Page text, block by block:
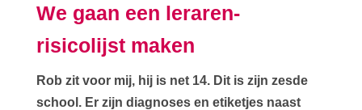
We gaan een leraren-
risicolijst maken
Rob zit voor mij, hij is net 14. Dit is zijn zesde
school. Er zijn diagnoses en etiketjes naast